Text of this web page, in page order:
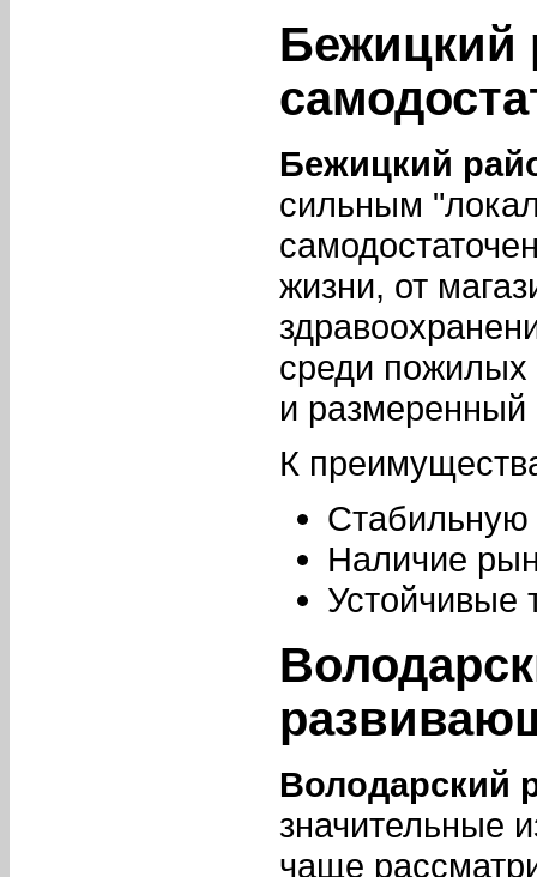
Бежицкий
Бежицкий
сильным
жизни, от
среди пожилых
и размеренный
К
Стабильную
Наличие
Устойчивые
Володарский
значительные
чаще